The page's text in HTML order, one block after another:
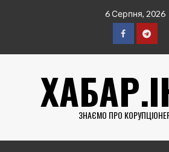
6 Серпня, 2026
Facebook
ЗНАЄМО ПРО